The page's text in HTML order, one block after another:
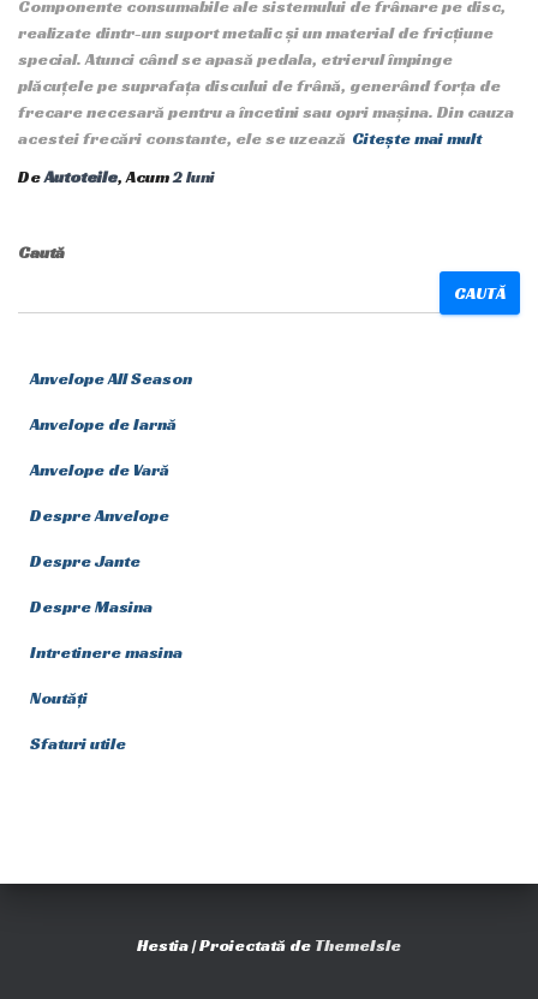
Componente consumabile ale sistemului de frânare pe disc,
realizate dintr-un suport metalic și un material de fricțiune
special. Atunci când se apasă pedala, etrierul împinge
plăcuțele pe suprafața discului de frână, generând forța de
frecare necesară pentru a încetini sau opri mașina. Din cauza
acestei frecări constante, ele se uzează Citește mai mult
DeAutoteile, Acum2 luni
Caută
CAUTĂ
Anvelope All Season
Anvelope de Iarnă
Anvelope de Vară
Despre Anvelope
Despre Jante
Despre Masina
Intretinere masina
Noutăți
Sfaturi utile
Hestia | Proiectată de ThemeIsle